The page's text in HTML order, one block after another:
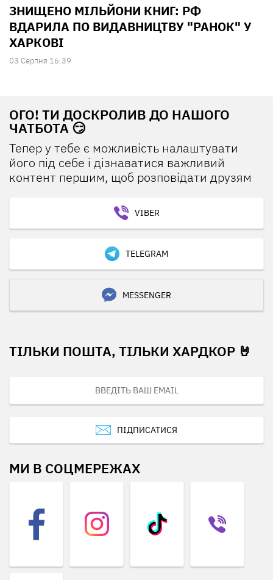
ЗНИЩЕНО МІЛЬЙОНИ КНИГ: РФ
ВДАРИЛА ПО ВИДАВНИЦТВУ "РАНОК" У
ХАРКОВІ
03 Серпня 16:39
ОГО! ТИ ДОСКРОЛИВ ДО НАШОГО
ЧАТБОТА 😏
Тепер у тебе є можливість налаштувати
його під себе і дізнаватися важливий
контент першим, щоб розповідати друзям
VIBER
TELEGRAM
MESSENGER
ТІЛЬКИ ПОШТА, ТІЛЬКИ ХАРДКОР 🤘
ПІДПИСАТИСЯ
МИ В СОЦМЕРЕЖАХ